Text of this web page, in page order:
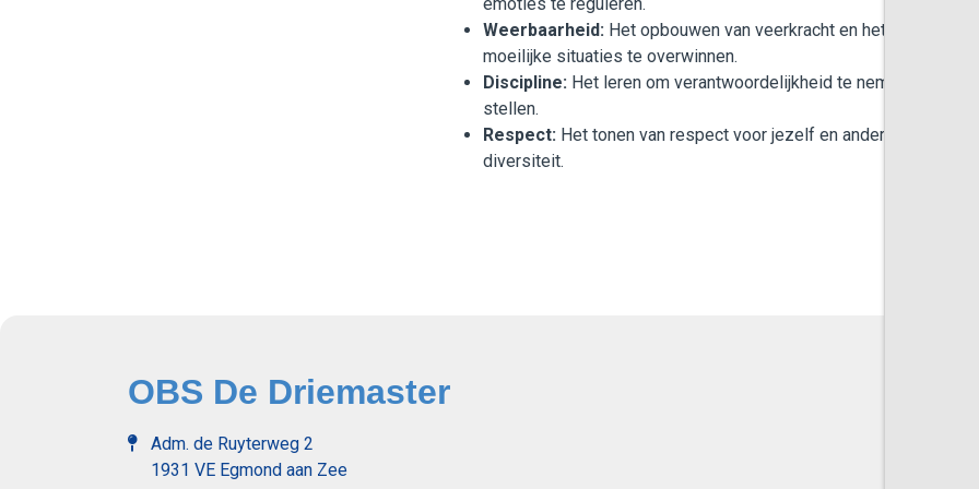
Weerbaarheid: Het opbouwen van veerkracht en het leren om
moeilijke situaties te overwinnen.
Discipline: Het leren om verantwoordelijkheid te nemen en
stellen.
Respect: Het tonen van respect voor jezelf en anderen, inclusief
diversiteit.
OBS De Driemaster
Adm. de Ruyterweg 2
1931 VE Egmond aan Zee